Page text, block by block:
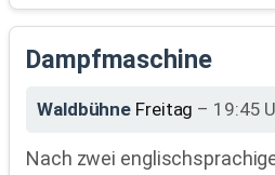
Dampfmaschine
Waldbühne Freitag – 19:45
Nach zwei